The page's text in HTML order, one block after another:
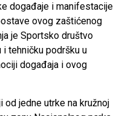
događaje i manifestacije
ovog zaštićenog
je Sportsko društvo
i tehničku podršku u
događaja i ovog
jedne utrke na kružnoj